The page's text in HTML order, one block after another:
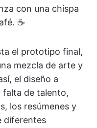
con una chispa
☕
el prototipo final,
mezcla de arte y
el diseño a
falta de talento,
los resúmenes y
diferentes